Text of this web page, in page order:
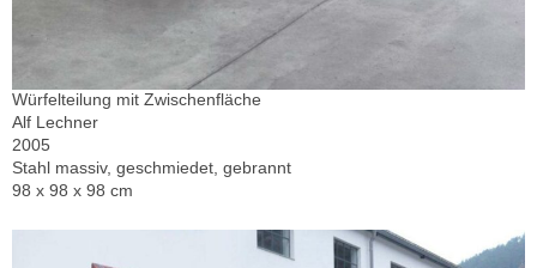
Würfelteilung mit Zwischenfläche
Alf Lechner
2005
Stahl massiv, geschmiedet, gebrannt
98 x 98 x 98 cm